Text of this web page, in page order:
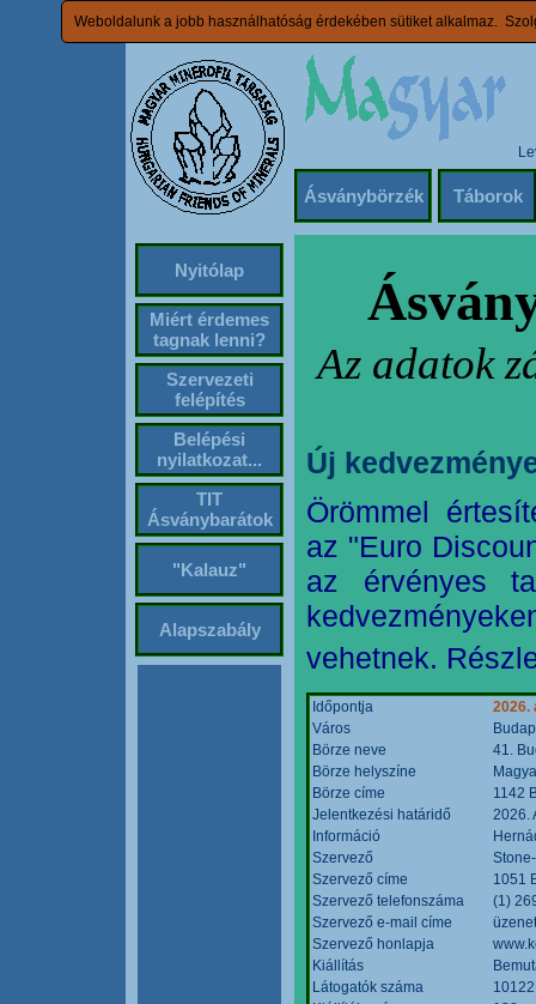
Weboldalunk a jobb használhatóság érdekében sütiket alkalmaz.
Ásványbörzék Táborok
Nyitólap
Miért érdemes
tagnak lenni?
Szervezeti
felépítés
Belépési
nyilatkozat...
TIT
Ásványbarátok
"Kalauz"
Alapszabály
Az adatok
Új
Örömmel
az "Euro
az érvényes
vehetnek.
Időpontja
2026.
Város
Börze neve
41.
Börze helyszíne
Börze címe
1142
Jelentkezési határidő
2026.
Információ
Szervező
Szervező címe
1051
Szervező telefonszáma
(1)
Szervező e-mail címe
Szervező honlapja
Kiállítás
Látogatók száma
10122